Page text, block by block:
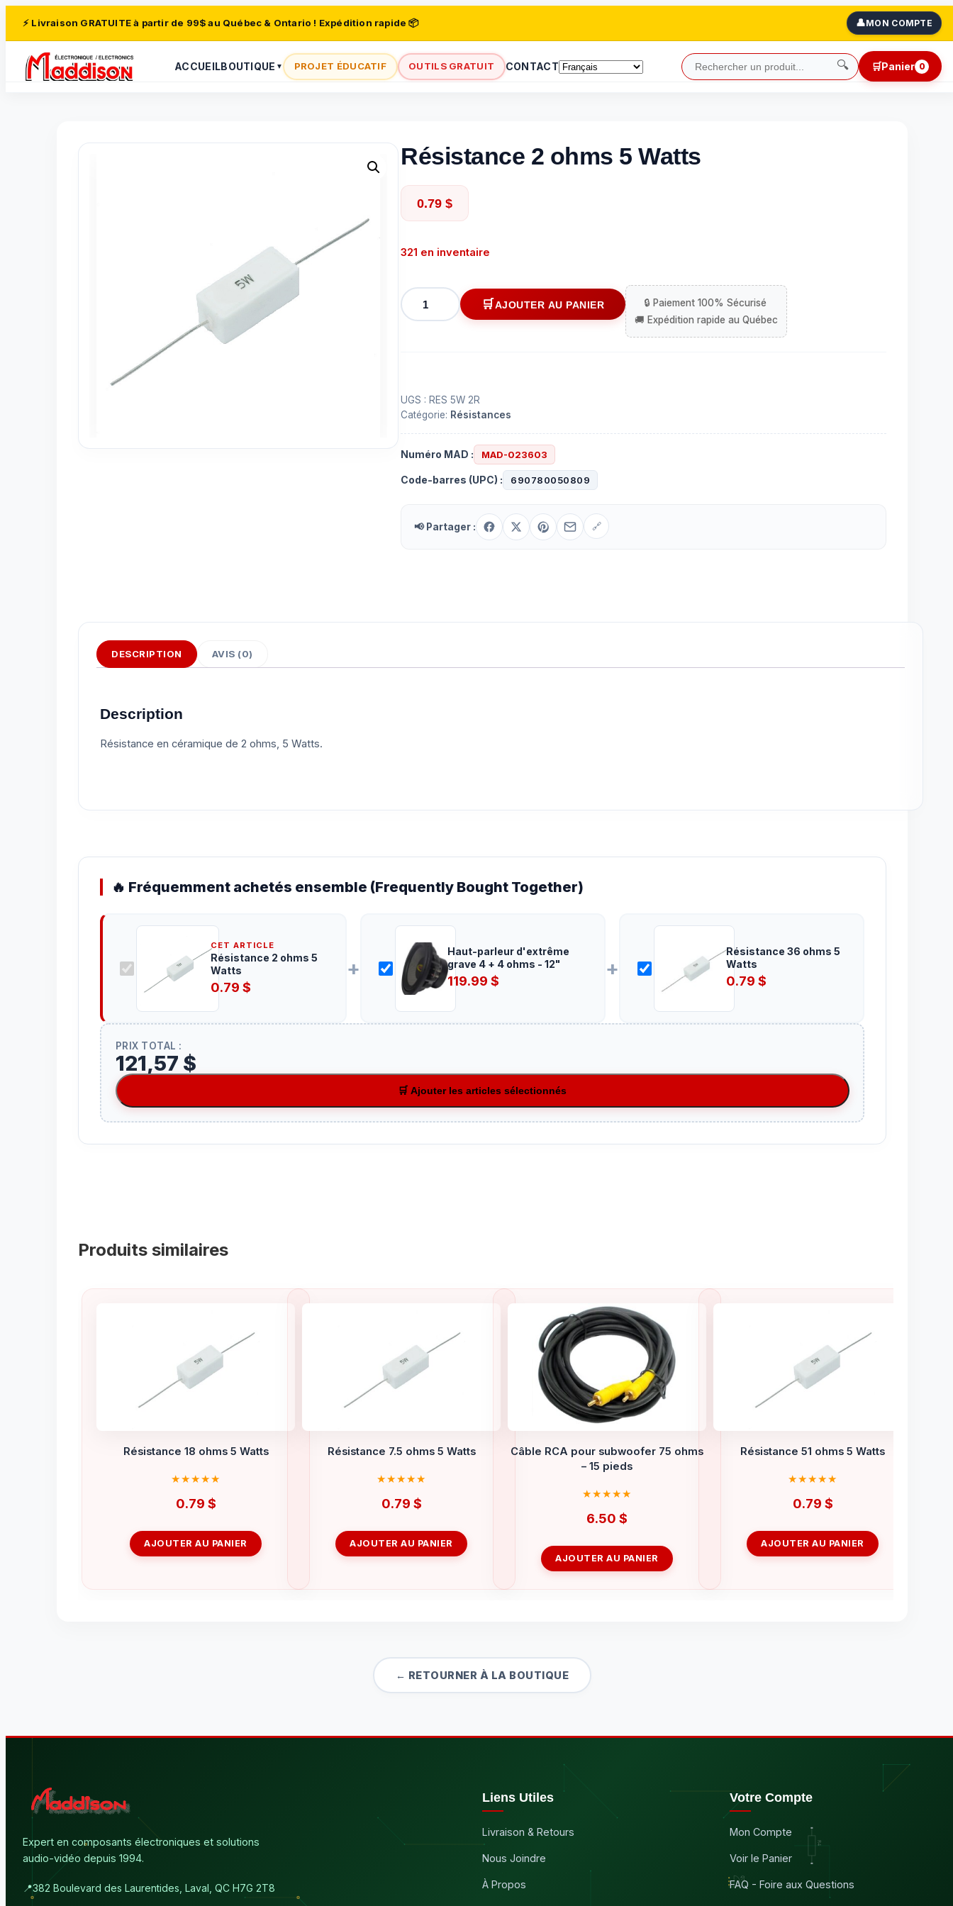
⚡ Livraison GRATUITE à partir de 99$ au Québec & Ontario ! Expédition rapide 📦 👤MON COMPTE
ACCUEILBOUTIQUE ▼ PROJET ÉDUCATIF OUTILS GRATUIT CONTACT 🔍 🛒Panier 0
Résistance 2 ohms 5 Watts
0.79 $
321 en inventaire
quantité
de
Watts
AJOUTER AU PANIER
UGS : RES 5W 2R
Catégorie: Résistances
Numéro MAD : MAD-023603
Code-barres (UPC) : 690780050809
📢 Partager : 🔗
DESCRIPTION AVIS (0)
Description
Résistance en céramique de 2 ohms, 5 Watts.
🔥 Fréquemment achetés ensemble (Frequently Bought Together)
CET ARTICLE
Résistance 2 ohms 5
Watts
0.79$
+
Haut-parleur d'extrême
grave 4 + 4 ohms - 12"
119.99 $
+
Résistance 36 ohms 5
Watts
0.79 $
PRIX TOTAL :
121,57 $
🛒 Ajouter les articles sélectionnés
Produits similaires
Résistance 18 ohms 5 Watts
0.79 $
AJOUTER AU PANIER
Résistance 7.5 ohms 5 Watts
0.79 $
AJOUTER AU PANIER
Câble RCA pour subwoofer 75 ohms
– 15 pieds
6.50 $
AJOUTER AU PANIER
Résistance 51 ohms 5 Watts
0.79 $
AJOUTER AU PANIER
← RETOURNER À LA BOUTIQUE
Expert en composants électroniques et solutions
audio-vidéo depuis 1994.
📍382 Boulevard des Laurentides, Laval, QC H7G 2T8
Liens Utiles
Livraison & Retours
Nous Joindre
À Propos
Votre Compte
Mon Compte
Voir le Panier
FAQ - Foire aux Questions